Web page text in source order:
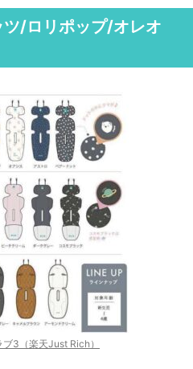
/ロリポップ/オレオ
ブ3（楽天Just Rich）